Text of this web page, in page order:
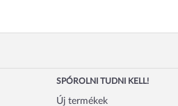
SPÓROLNI TUDNI KELL!
Új termékek